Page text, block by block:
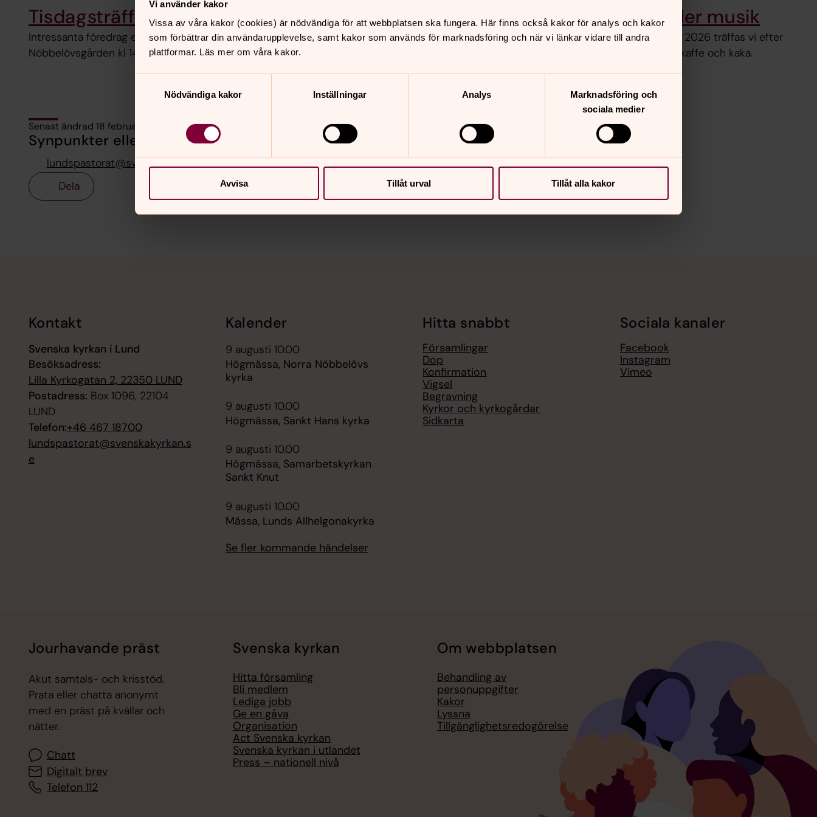
Vi använder kakor
Vissa av våra kakor (cookies) är nödvändiga för att webbplatsen ska fungera. Här finns också kakor för analys och kakor
som förbättrar din användarupplevelse, samt kakor som används för marknadsföring och när vi länkar vidare till andra
plattformar. Läs mer om våra kakor.
Nödvändiga kakor
Inställningar Analys
Marknadsföring och
sociala medier
Avvisa Tillåt urval Tillåt alla kakor
Tisdagsträffen
Intressanta föredrag eller musikprogram - med god fika såklart! Vi träffas i
Nöbbelövsgården kl 14-16 på utvalda tisdagar. Se vårens program här!
Torsdagsträff med föredrag eller musik
Torsdagsträffarna i Torn är tillbaka! Vid utvalda tillfällen 2026 träffas vi efter
lunch för trevlig samvaro, underhållning eller föredrag, kaffe och kaka.
Senast ändrad 18 februari 2026
Synpunkter eller frågor på sidans innehåll?
lundspastorat@svenskakyrkan.se
Dela
Kontakt
Svenska kyrkan i Lund
Besöksadress:
Lilla Kyrkogatan 2, 22350 LUND
Postadress: Box 1096, 22104
LUND
Telefon:+46 467 18700
lundspastorat@svenskakyrkan.s
e
Kalender
9 augusti 10.00
Högmässa, Norra Nöbbelövs
kyrka
9 augusti 10.00
Högmässa, Sankt Hans kyrka
9 augusti 10.00
Högmässa, Samarbetskyrkan
Sankt Knut
9 augusti 10.00
Mässa, Lunds Allhelgonakyrka
Se fler kommande händelser
Hitta snabbt
Församlingar
Dop
Konfirmation
Vigsel
Begravning
Kyrkor och kyrkogårdar
Sidkarta
Sociala kanaler
Facebook
Instagram
Vimeo
Jourhavande präst
Akut samtals- och krisstöd.
Prata eller chatta anonymt
med en präst på kvällar och
nätter.
Chatt
Digitalt brev
Telefon 112
Svenska kyrkan
Hitta församling
Bli medlem
Lediga jobb
Ge en gåva
Organisation
Act Svenska kyrkan
Svenska kyrkan i utlandet
Press – nationell nivå
Om webbplatsen
Behandling av
personuppgifter
Kakor
Lyssna
Tillgänglighetsredogörelse